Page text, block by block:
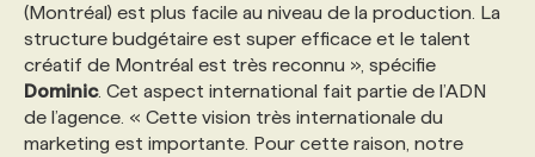
(Montréal) est plus facile au niveau de la production. La
structure budgétaire est super efficace et le talent
créatif de Montréal est très reconnu », spécifie
Dominic. Cet aspect international fait partie de l’ADN
de l’agence. « Cette vision très internationale du
marketing est importante. Pour cette raison, notre